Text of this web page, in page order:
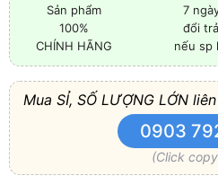
Sản phẩm
100%
CHÍNH HÃNG
7
đổi trả
nếu sp
Mua SỈ, SỐ LƯỢNG LỚN
0903
(Click